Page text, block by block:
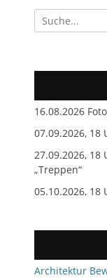
Suchen
nach:
16.08.2026
07.09.2026, 18
27.09.2026,
„Treppen“
05.10.2026, 18
Architektur